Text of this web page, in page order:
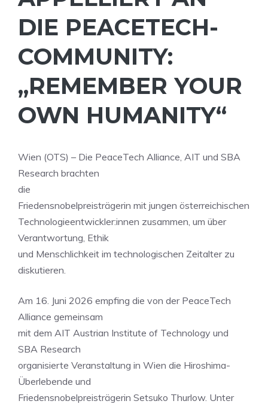
DIE PEACETECH-
COMMUNITY:
„REMEMBER YOUR
OWN HUMANITY“
Wien (OTS) – Die PeaceTech Alliance, AIT und SBA
Research brachten
die
Friedensnobelpreisträgerin mit jungen österreichischen
Technologieentwickler:innen zusammen, um über
Verantwortung, Ethik
und Menschlichkeit im technologischen Zeitalter zu
diskutieren.
Am 16. Juni 2026 empfing die von der PeaceTech
Alliance gemeinsam
mit dem AIT Austrian Institute of Technology und
SBA Research
organisierte Veranstaltung in Wien die Hiroshima-
Überlebende und
Friedensnobelpreisträgerin Setsuko Thurlow. Unter